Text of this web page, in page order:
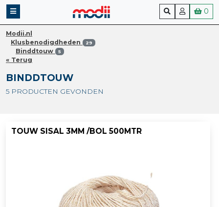
0
Modii.nl
Klusbenodigdheden
29
Binddtouw 5
« Terug
BINDDTOUW
5 PRODUCTEN GEVONDEN
TOUW SISAL 3MM /BOL 500MTR